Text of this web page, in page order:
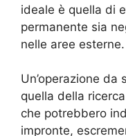
ideale è quella di
permanente sia
nelle aree esterne.
Un’operazione da
quella della
che potrebbero
impronte,